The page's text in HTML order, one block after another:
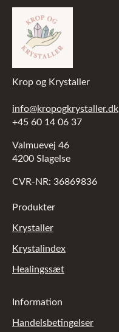
Krop og Krystaller
info@kropogkrystaller.dk
+45 60 14 06 37
Valmuevej 46
4200 Slagelse
CVR-NR: 36869836
Produkter
Krystaller
Krystalindex
Healingssæt
Information
Handelsbetingelser